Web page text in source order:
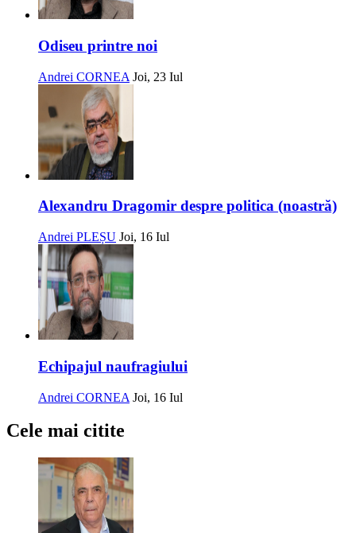
Odiseu printre noi
Andrei CORNEA Joi, 23 Iul
Alexandru Dragomir despre politica (noastră)
Andrei PLEȘU Joi, 16 Iul
Echipajul naufragiului
Andrei CORNEA Joi, 16 Iul
Cele mai citite